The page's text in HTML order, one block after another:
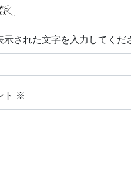
示された文字を入力してくだ
ト ※